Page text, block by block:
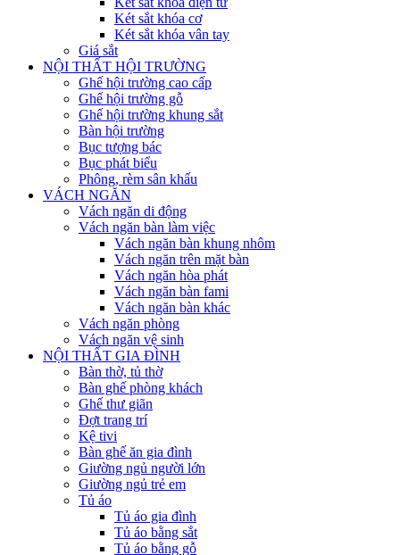
Két sắt khóa cơ
Két sắt khóa vân tay
Giá sắt
NỘI THẤT HỘI TRƯỜNG
Ghế hội trường cao cấp
Ghế hội trường gỗ
Ghế hội trường khung sắt
Bàn hội trường
Bục tượng bác
Bục phát biểu
Phông, rèm sân khấu
VÁCH NGĂN
Vách ngăn di động
Vách ngăn bàn làm việc
Vách ngăn bàn khung nhôm
Vách ngăn trên mặt bàn
Vách ngăn hòa phát
Vách ngăn bàn fami
Vách ngăn bàn khác
Vách ngăn phòng
Vách ngăn vệ sinh
NỘI THẤT GIA ĐÌNH
Bàn thờ, tủ thờ
Bàn ghế phòng khách
Ghế thư giãn
Đợt trang trí
Kệ tivi
Bàn ghế ăn gia đình
Giường ngủ người lớn
Giường ngủ trẻ em
Tủ áo
Tủ áo gia đình
Tủ áo bằng sắt
Tủ áo bằng gỗ